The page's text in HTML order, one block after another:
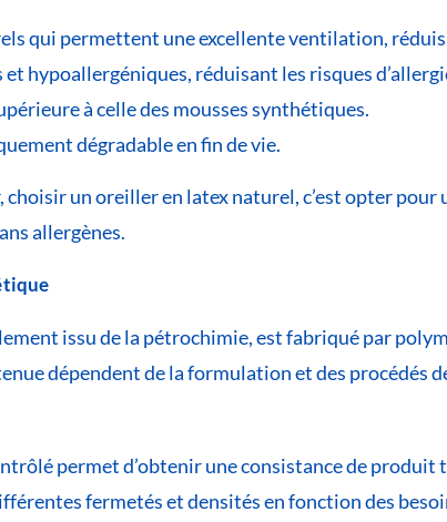
qui permettent une excellente ventilation,
hypoallergéniques, réduisant les risques
à celle des mousses synthétiques.
dégradable en fin de vie.
un oreiller en latex naturel, c’est opter
allergènes.
issu de la pétrochimie, est fabriqué par
dépendent de la formulation et des
permet d’obtenir une consistance de produit
fermetés et densités en fonction des